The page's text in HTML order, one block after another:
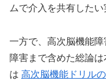
ムで介入を共有したい
一方で、高次脳機能
障害まで含めた総論
は 高次脳機能ドリル